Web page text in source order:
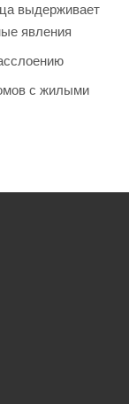
выдерживает
явления
с жилыми
черепица Katepal
по относительно
составленной